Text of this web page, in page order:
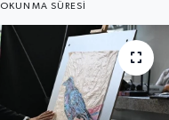
OKUNMA SÜRESI